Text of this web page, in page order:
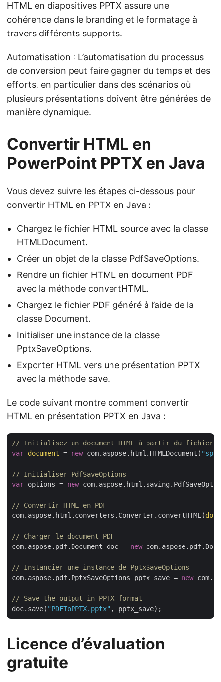
HTML en diapositives PPTX assure une
cohérence dans le branding et le formatage à
travers différents supports.
Automatisation : L’automatisation du processus
de conversion peut faire gagner du temps et des
efforts, en particulier dans des scénarios où
plusieurs présentations doivent être générées de
manière dynamique.
Convertir HTML en
PowerPoint PPTX en Java
Vous devez suivre les étapes ci-dessous pour
convertir HTML en PPTX en Java :
Chargez le fichier HTML source avec la classe
HTMLDocument.
Créer un objet de la classe PdfSaveOptions.
Rendre un fichier HTML en document PDF
avec la méthode convertHTML.
Chargez le fichier PDF généré à l’aide de la
classe Document.
Initialiser une instance de la classe
PptxSaveOptions.
Exporter HTML vers une présentation PPTX
avec la méthode save.
Le code suivant montre comment convertir
HTML en présentation PPTX en Java :
// Initialisez un document HTML à partir du fichier
var document = new com.aspose.html.HTMLDocument(
// Initialiser PdfSaveOptions
var options = new
// Convertir HTML en PDF
com.aspose.html.converters.Converter.convertHTML(
// Charger le document PDF
com.aspose.pdf.Document doc = new
// Instancier une instance de PptxSaveOptions
com.aspose.pdf.PptxSaveOptions pptx_save = new
// Save the output in PPTX format
doc.save( "PDFToPPTX.pptx"
Licence d’évaluation
gratuite